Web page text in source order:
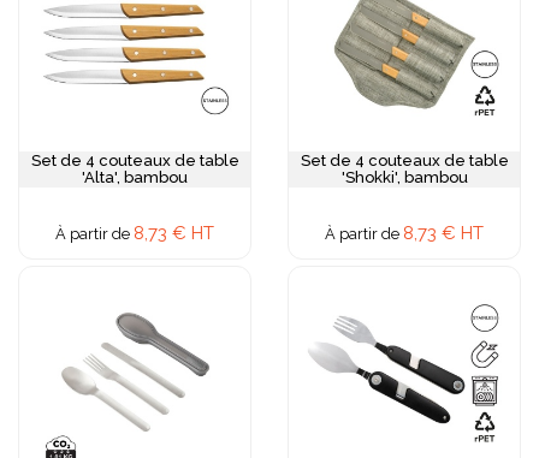
Set de 4 couteaux de table
'Alta', bambou
À partir de 8,73 € HT
Set de 4 couteaux de table
'Shokki', bambou
À partir de 8,73 € HT